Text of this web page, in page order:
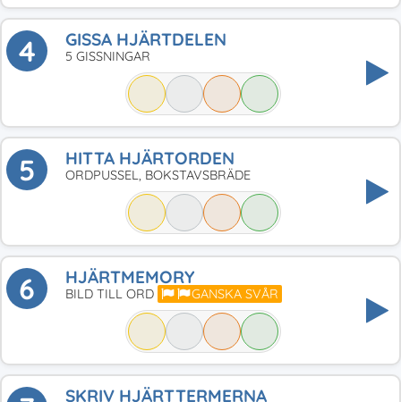
4 GISSA HJÄRTDELEN
5 GISSNINGAR
5 HITTA HJÄRTORDEN
ORDPUSSEL, BOKSTAVSBRÄDE
6 HJÄRTMEMORY
BILD TILL ORD GANSKA SVÅR
SKRIV HJÄRTTERMERNA